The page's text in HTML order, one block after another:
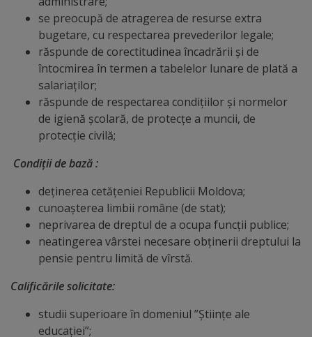
video
Galerii
foto
Administrație
Primar
Viceprimari
Organigrama
Aparatul
primăriei
se preocupă de atragerea de resurse extra
bugetare, cu respectarea prevederilor legale;
răspunde de corectitudinea încadrării și de
întocmirea în termen a tabelelor lunare de plată a
salariaților;
răspunde de respectarea condițiilor și normelor
de igienă școlară, de protecțe a muncii, de
protecție civilă;
Condiţii de bază :
deţinerea cetăţeniei Republicii Moldova;
cunoașterea limbii române (de stat);
neprivarea de dreptul de a ocupa funcții publice;
neatingerea vârstei necesare obţinerii dreptului la
pensie pentru limită de vîrstă.
Calificările solicitate:
studii superioare în domeniul ”Științe ale
educației”;